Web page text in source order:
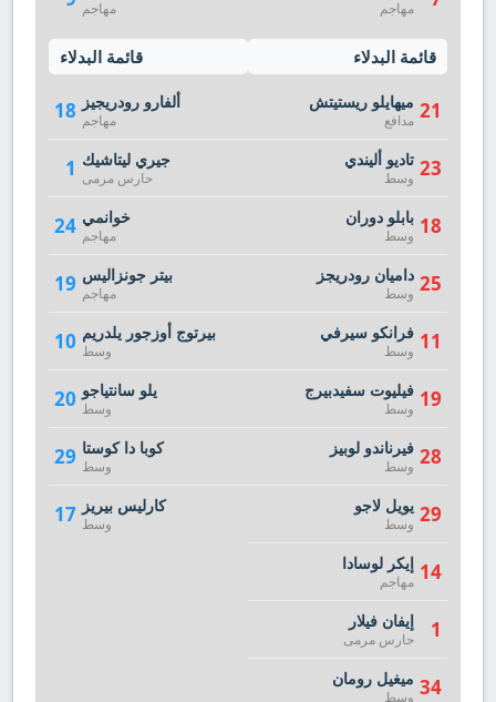
مهاجم
قائمة البدلاء
18 ألفارو رودريجيز
مهاجم
1 جيري ليتاشيك
حارس مرمى
24 خوانمي
مهاجم
19 بيتر جونزاليس
مهاجم
10 بيرتوج أوزجور يلدريم
وسط
20 يلو سانتياجو
وسط
29 كوبا دا كوستا
وسط
17 كارليس بيريز
وسط
مهاجم
قائمة البدلاء
21 ميهايلو ريستيتش
مدافع
23 تاديو أليندي
وسط
18 بابلو دوران
وسط
25 داميان رودريجز
وسط
11 فرانكو سيرفي
وسط
19 فيليوت سفيدبيرج
وسط
28 فيرناندو لوبيز
وسط
29 يويل لاجو
وسط
14 إيكر لوسادا
مهاجم
1 إيفان فيلار
حارس مرمى
34 ميغيل رومان
وسط